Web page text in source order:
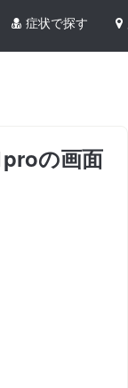
症状で探す
の画面